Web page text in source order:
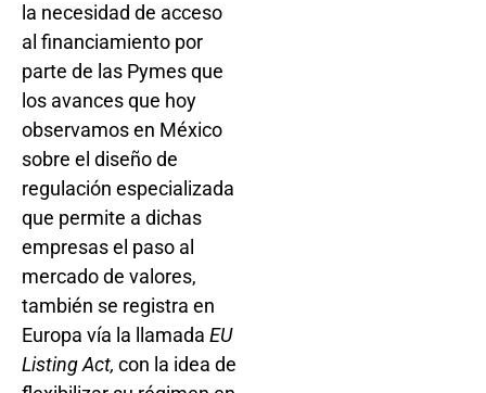
la necesidad de acceso
al financiamiento por
parte de las Pymes que
los avances que hoy
observamos en México
sobre el diseño de
regulación especializada
que permite a dichas
empresas el paso al
mercado de valores,
también se registra en
Europa vía la llamada EU
Listing Act, con la idea de